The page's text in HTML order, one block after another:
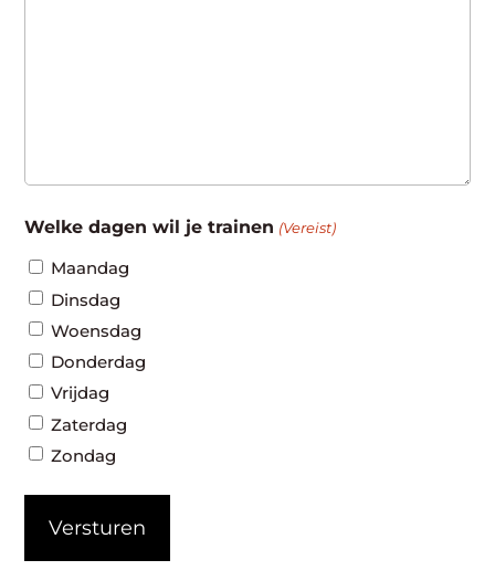
Welke dagen wil je trainen (Vereist)
Maandag
Dinsdag
Woensdag
Donderdag
Vrijdag
Zaterdag
Zondag